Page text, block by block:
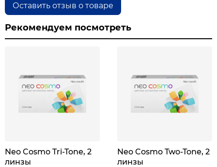
Оставить отзыв о товаре
Рекомендуем посмотреть
Neo Cosmo Tri-Tone, 2
линзы
Neo Cosmo Two-Tone, 2
линзы